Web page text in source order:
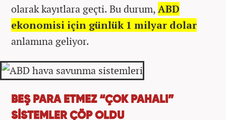
olarak kayıtlara geçti. Bu durum,ABD
ekonomisi için günlük 1 milyar dolar
anlamına geliyor.
BEŞ PARA ETMEZ “ÇOK PAHALI”
SİSTEMLER ÇÖP OLDU